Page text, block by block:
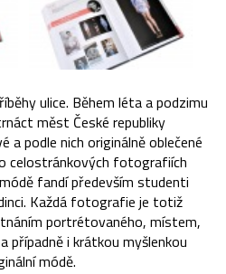
ulice. Během léta a podzimu
měst České republiky
podle nich originálně oblečené
celostránkových fotografiích
fandí především studenti
Každá fotografie je totiž
portrétovaného, místem,
případně i krátkou myšlenkou
módě.